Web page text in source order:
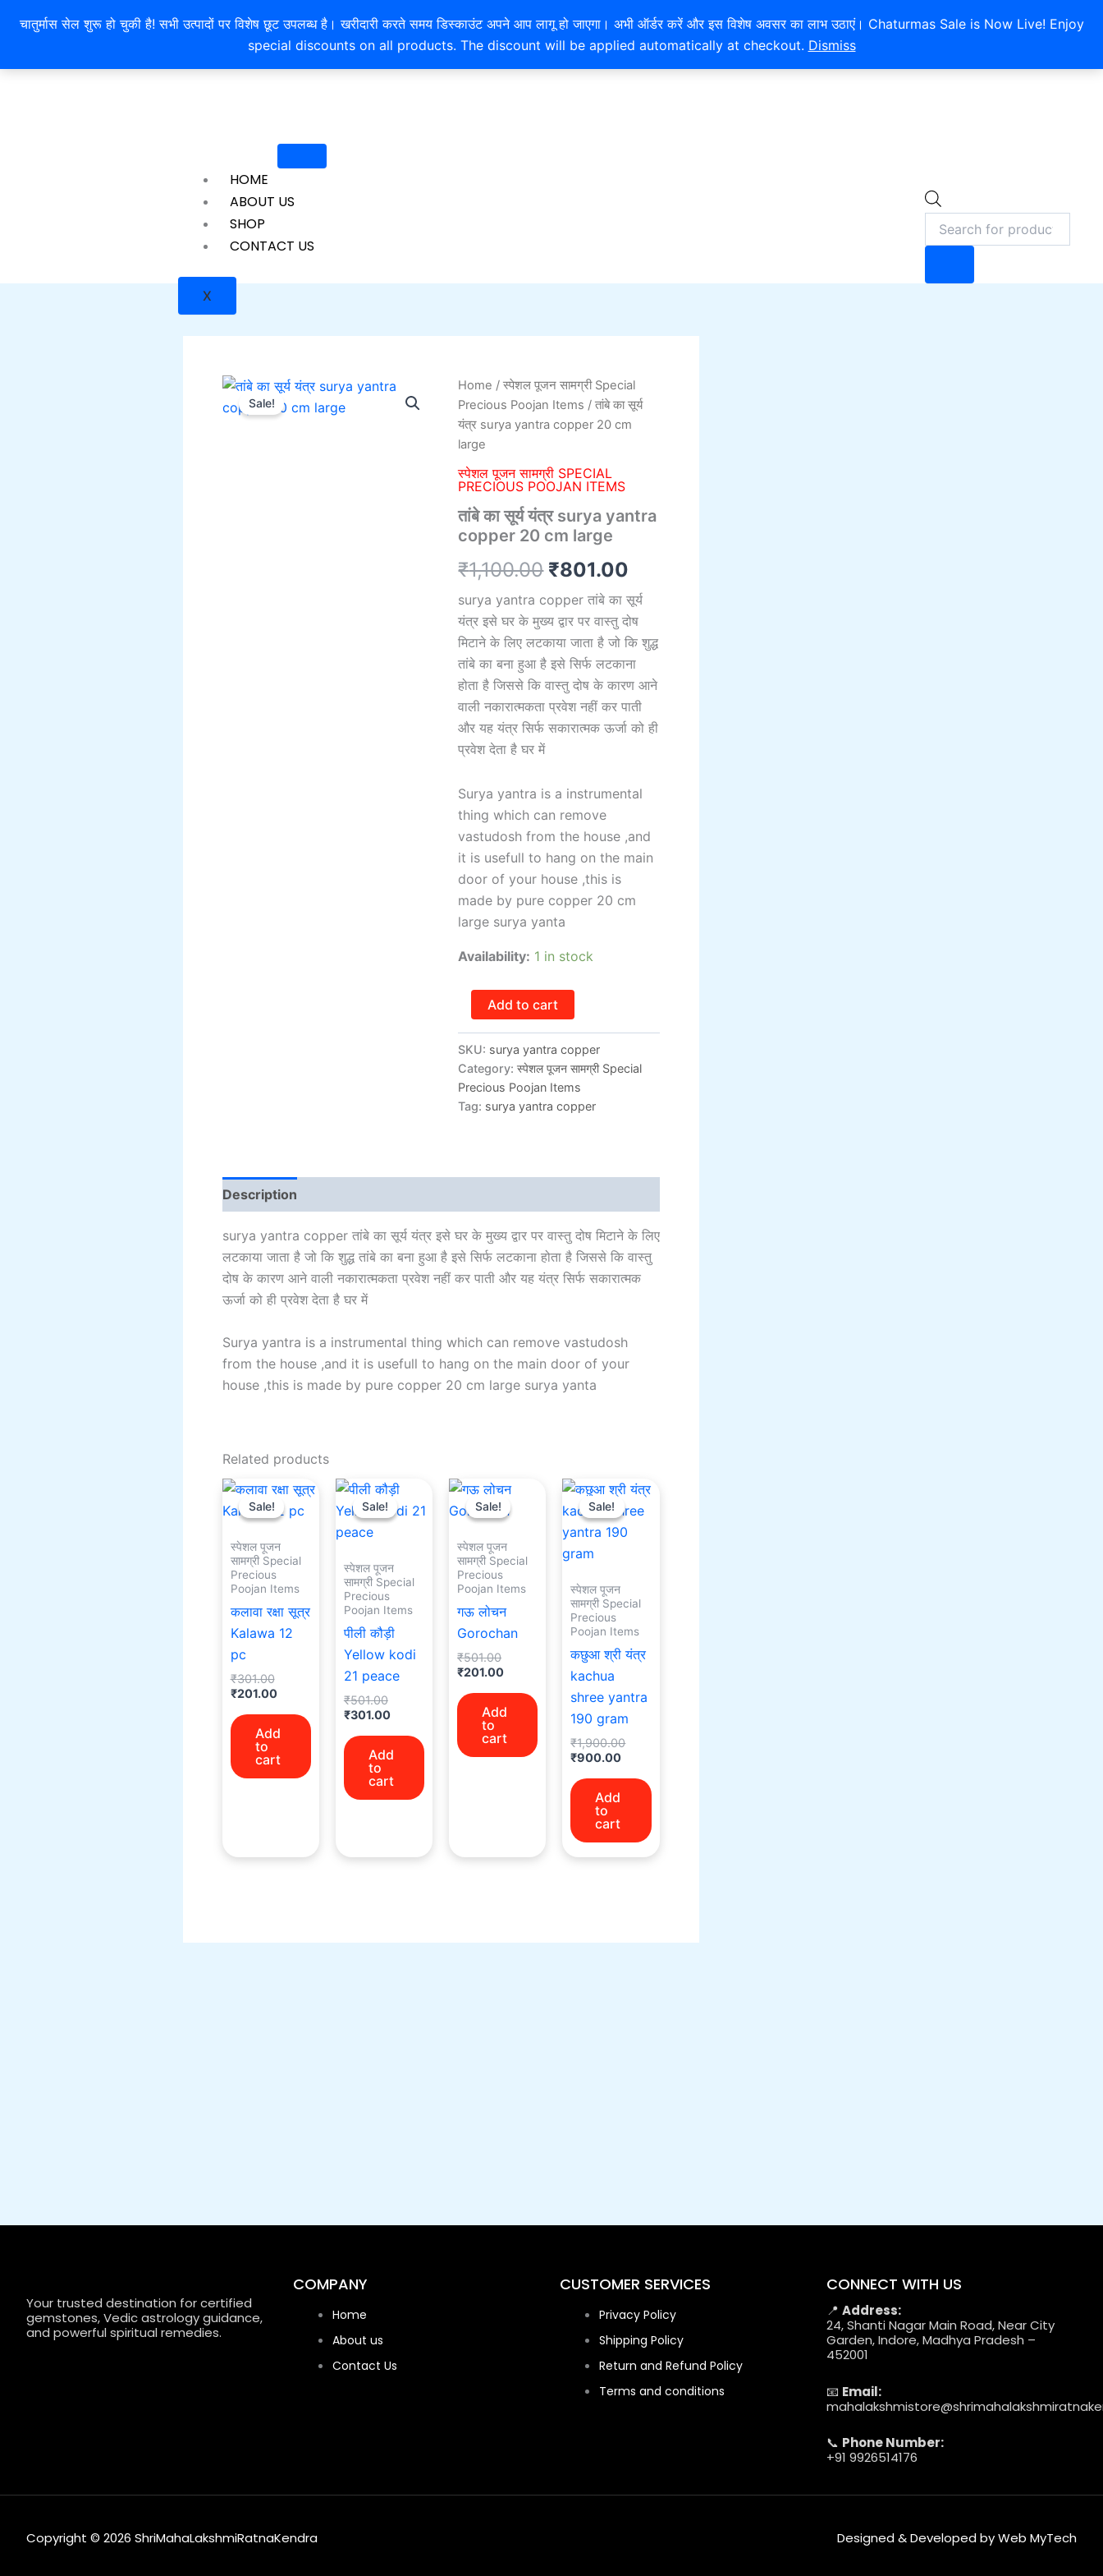
चातुर्मास सेल शुरू हो चुकी है! सभी उत्पादों पर विशेष छूट उपलब्ध है। खरीदारी करते समय डिस्काउंट अपने आप लागू हो जाएगा। अभी ऑर्डर करें और इस विशेष अवसर का लाभ उठाएं। Chaturmas Sale is Now Live! Enjoy
special discounts on all products. The discount will be applied automatically at checkout. Dismiss
EXTRA 10% OFF ON ONLINE PAYMENT
HOME
ABOUT US
SHOP
CONTACT US
X
Sale!
Home /स्पेशल पूजन सामग्री Special
Precious Poojan Items / तांबे का सूर्य
यंत्र surya yantra copper 20 cm
large
स्पेशल पूजन सामग्री SPECIAL
PRECIOUS POOJAN ITEMS
तांबे का सूर्य यंत्र surya yantra
copper 20 cm large
₹1,100.00
Original
price
₹1,100.00.
₹801.00
Current
price
surya yantra copper तांबे का सूर्य
यंत्र इसे घर के मुख्य द्वार पर वास्तु दोष
मिटाने के लिए लटकाया जाता है जो कि शुद्ध
तांबे का बना हुआ है इसे सिर्फ लटकाना
होता है जिससे कि वास्तु दोष के कारण आने
वाली नकारात्मकता प्रवेश नहीं कर पाती
और यह यंत्र सिर्फ सकारात्मक ऊर्जा को ही
प्रवेश देता है घर में
Surya yantra is a instrumental
thing which can remove
vastudosh from the house ,and
it is usefull to hang on the main
door of your house ,this is
made by pure copper 20 cm
large surya yanta
Availability: 1 in stock
तांबे
का
सूर्य
यंत्र
surya
yantra
copper
cm
large
quantity
Add to cart
SKU: surya yantra copper
Category:स्पेशल पूजन सामग्री Special
Precious Poojan Items
Tag: surya yantra copper
Description
surya yantra copper तांबे का सूर्य यंत्र इसे घर के मुख्य द्वार पर वास्तु दोष मिटाने के लिए
लटकाया जाता है जो कि शुद्ध तांबे का बना हुआ है इसे सिर्फ लटकाना होता है जिससे कि वास्तु
दोष के कारण आने वाली नकारात्मकता प्रवेश नहीं कर पाती और यह यंत्र सिर्फ सकारात्मक
ऊर्जा को ही प्रवेश देता है घर में
Surya yantra is a instrumental thing which can remove vastudosh
from the house ,and it is usefull to hang on the main door of your
house ,this is made by pure copper 20 cm large surya yanta
Related products
Sale!
Sale!
स्पेशल पूजन
सामग्री Special
Precious
Poojan Items
कलावा रक्षा सूत्र
Kalawa 12
pc
₹301.00
Original
price
was:
₹201.00
Current
price
is:
Add
to
cart
Sale!
Sale!
स्पेशल पूजन
सामग्री Special
Precious
Poojan Items
पीली कौड़ी
Yellow kodi
21 peace
₹501.00
Original
price
was:
₹301.00
Current
price
is:
Add
to
cart
Sale!
Sale!
स्पेशल पूजन
सामग्री Special
Precious
Poojan Items
गऊ लोचन
Gorochan
₹501.00
Original
was:
₹201.00
Current
is:
Add
to
cart
Sale!
Sale!
स्पेशल पूजन
सामग्री Special
Precious
Poojan Items
कछुआ श्री यंत्र
kachua
shree yantra
190 gram
₹1,900.00
Original
price
was:
₹1,900.00.
₹900.00
Current
price
is:
₹900.00.
Add
to
cart
Your trusted destination for certified
gemstones, Vedic astrology guidance,
and powerful spiritual remedies.
COMPANY
Home
About us
Contact Us
CUSTOMER SERVICES
Privacy Policy
Shipping Policy
Return and Refund Policy
Terms and conditions
CONNECT WITH US
📍 Address:
24, Shanti Nagar Main Road, Near City
Garden, Indore, Madhya Pradesh –
452001
📧 Email:
📞 Phone Number:
+91 9926514176
Copyright © 2026 ShriMahaLakshmiRatnaKendra Designed & Developed by Web MyTech